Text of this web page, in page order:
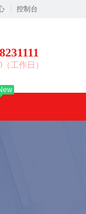
控制台
工作日）